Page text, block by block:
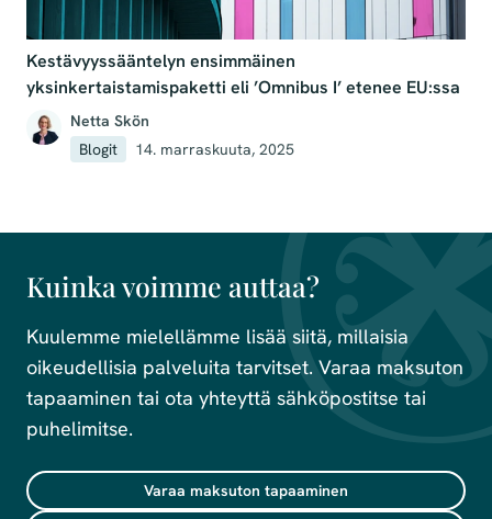
Kestävyyssääntelyn ensimmäinen
yksinkertaistamispaketti eli ’Omnibus I’ etenee EU:ssa
Netta Skön
Blogit
14. marraskuuta, 2025
Kuinka voimme auttaa?
Kuulemme mielellämme lisää siitä, millaisia
oikeudellisia palveluita tarvitset. Varaa maksuton
tapaaminen tai ota yhteyttä sähköpostitse tai
puhelimitse.
Varaa maksuton tapaaminen